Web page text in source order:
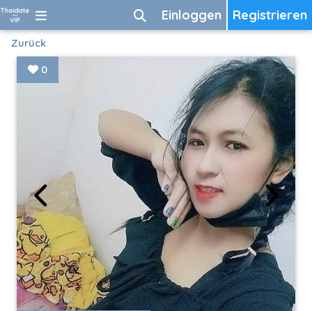
Registrieren
Einloggen
Zurück
0